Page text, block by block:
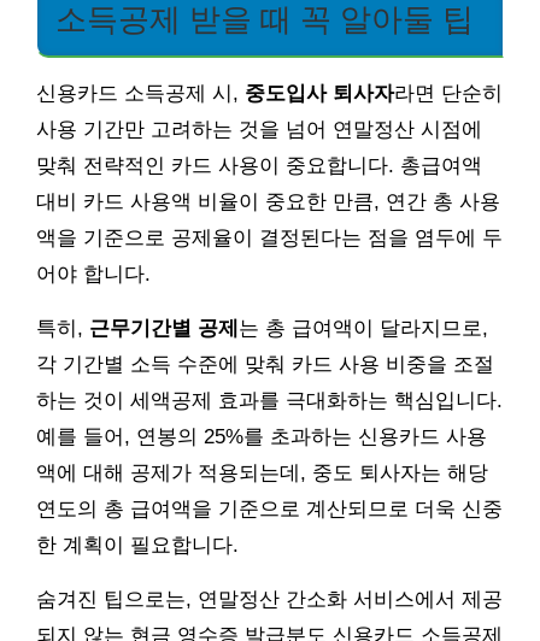
소득공제 받을 때 꼭 알아둘 팁
신용카드 소득공제 시, 중도입사 퇴사자라면 단순히
사용 기간만 고려하는 것을 넘어 연말정산 시점에
맞춰 전략적인 카드 사용이 중요합니다. 총급여액
대비 카드 사용액 비율이 중요한 만큼, 연간 총 사용
액을 기준으로 공제율이 결정된다는 점을 염두에 두
어야 합니다.
특히, 근무기간별 공제 는 총 급여액이 달라지므로,
각 기간별 소득 수준에 맞춰 카드 사용 비중을 조절
하는 것이 세액공제 효과를 극대화하는 핵심입니다.
예를 들어, 연봉의 25%를 초과하는 신용카드 사용
액에 대해 공제가 적용되는데, 중도 퇴사자는 해당
연도의 총 급여액을 기준으로 계산되므로 더욱 신중
한 계획이 필요합니다.
숨겨진 팁으로는, 연말정산 간소화 서비스에서 제공
되지 않는 현금 영수증 발급분도 신용카드 소득공제